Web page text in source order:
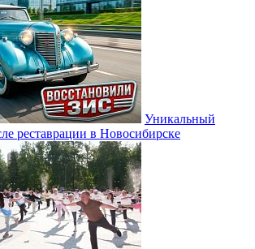
Уникальный
реставрации в Новосибирске